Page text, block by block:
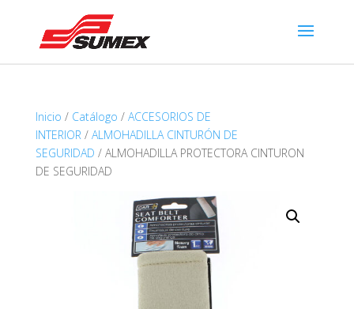
Inicio / Catálogo / ACCESORIOS DE
INTERIOR/ ALMOHADILLA CINTURÓN DE
SEGURIDAD / ALMOHADILLA PROTECTORA CINTURON
DE SEGURIDAD